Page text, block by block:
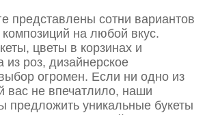
представлены сотни вариантов
на любой вкус.
цветы в корзинах и
из роз, дизайнерское
огромен. Если ни одно из
вас не впечатлило, наши
предложить уникальные букеты